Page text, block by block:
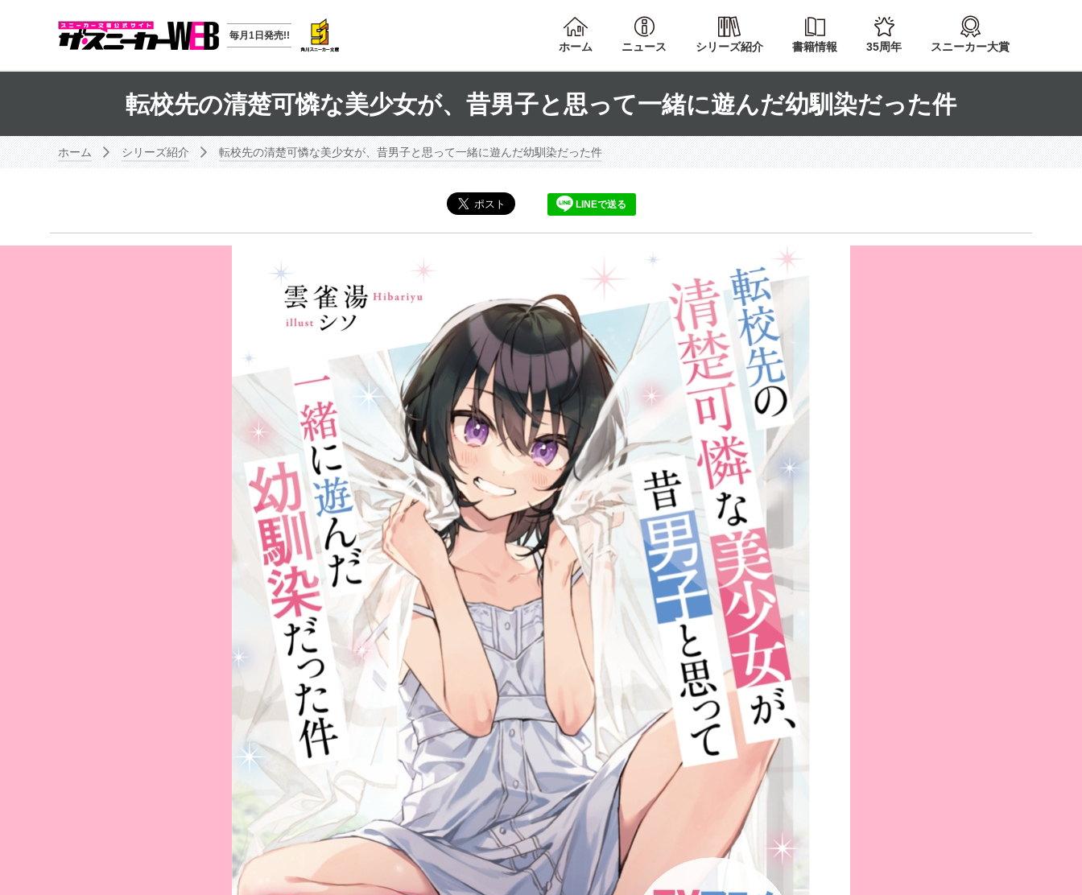
毎月1日発売!!
ホーム ニュース シリーズ紹介 書籍情報 35周年 スニーカー大賞
転校先の清楚可憐な美少女が、昔男子と思って一緒に遊んだ幼馴染だった件
ホーム シリーズ紹介 転校先の清楚可憐な美少女が、昔男子と思って一緒に遊んだ幼馴染だった件
LINEで送る